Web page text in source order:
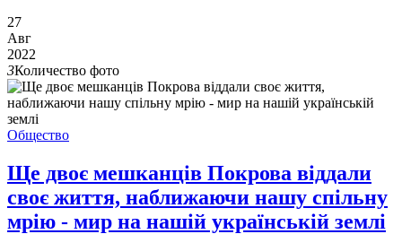
27
Авг
2022
3Количество фото
Общество
Ще двоє мешканців Покрова віддали
своє життя, наближаючи нашу спільну
мрію - мир на нашій українській землі